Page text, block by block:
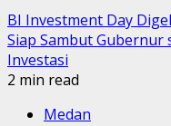
BI Investment Day
Siap Sambut Gubernur
Investasi
2 min read
Medan